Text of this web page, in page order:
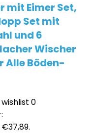
mit Eimer Set,
Set mit
und 6
Wischer
Alle Böden-
0